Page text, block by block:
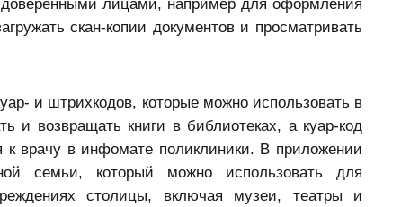
скан-копии документов и просматривать
и штрихкодов, которые можно использовать в
и возвращать книги в библиотеках, а куар-код
к врачу в инфомате поликлиники. В приложении
семьи, который можно использовать для
столицы, включая музеи, театры и